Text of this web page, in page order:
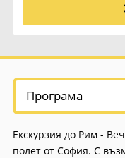
Екскурзии в Румъния
Програма
Екскурзия до Рим -
полет от София. С